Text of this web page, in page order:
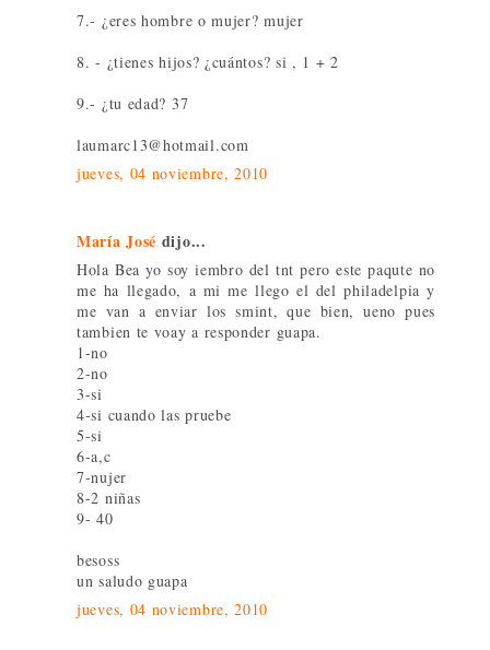
7.- ¿eres hombre o mujer? mujer
8. - ¿tienes hijos? ¿cuántos? si , 1 + 2
9.- ¿tu edad? 37
laumarc13@hotmail.com
jueves, 04 noviembre, 2010
María José dijo...
Hola Bea yo soy iembro del tnt pero este paqute no
me ha llegado, a mi me llego el del philadelpia y
me van a enviar los smint, que bien, ueno pues
tambien te voay a responder guapa.
1-no
2-no
3-si
4-si cuando las pruebe
5-si
6-a,c
7-nujer
8-2 niñas
9- 40
besoss
un saludo guapa
jueves, 04 noviembre, 2010